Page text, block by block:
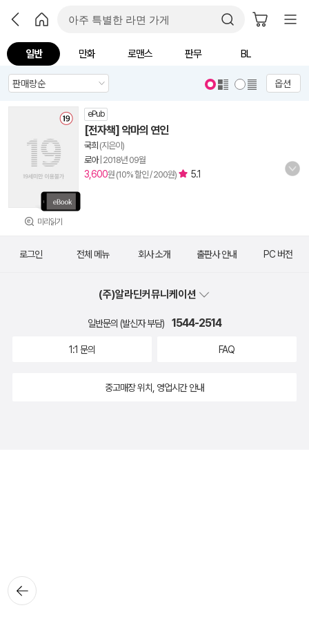
일반 만화 로맨스 판무 BL
옵션
미리읽기
ePub
[전자책] 악마의 연인
국희 (지은이)
로아| 2018년 09월
3,600원 (10% 할인 / 200원) 5.1
뒤로가
기
로그인 전체 메뉴 회사 소개 출판사 안내 PC 버전
(주)알라딘커뮤니케이션
일반문의 (발신자 부담) 1544-2514
1:1 문의 FAQ
중고매장 위치, 영업시간 안내